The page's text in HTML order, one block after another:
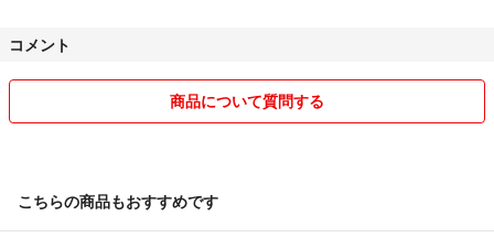
あなたに、この上記の内容が1日でも早く届きます様にと思っております
コメント
商品について質問する
こちらの商品もおすすめです